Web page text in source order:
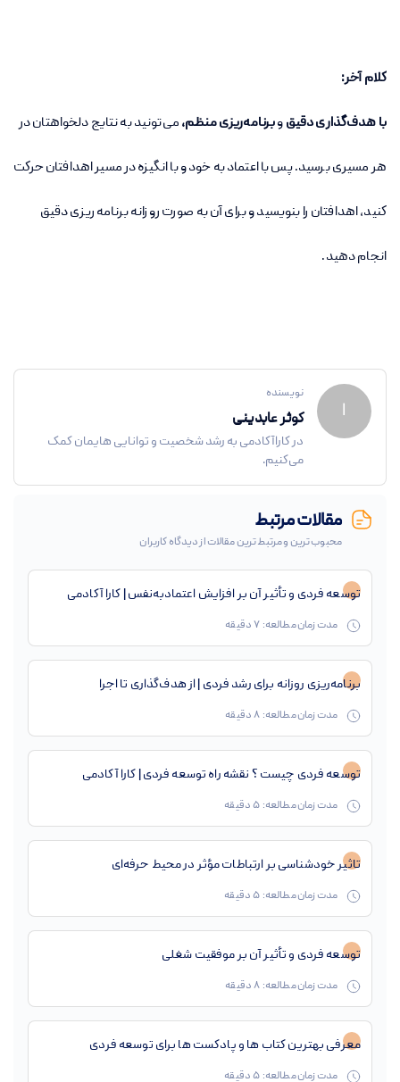
کلام آخر:
با هدف‌گذاری دقیقوبرنامه‌ریزی منظم،می‌تونید به نتایج دلخواهتان در
هر مسیری برسید. پس با اعتماد به خود و با انگیزه در مسیر اهدافتان حرکت
کنید، اهدافتان را بنویسید و برای آن به صورت روزانه برنامه ریزی دقیق
انجام دهید.
ا
نویسنده
کوثر عابدینی
در کاراآکادمی به رشد شخصیت و توانایی هایمان کمک
می‌کنیم.
مقالات مرتبط
محبوب ترین و مرتبط ترین مقالات از دیدگاه کاربران
توسعه فردی و تأثیر آن بر افزایش اعتمادبه‌نفس | کارا آکادمی
مدت زمان مطالعه: 7دقیقه
برنامه‌ریزی روزانه برای رشد فردی | از هدف‌گذاری تا اجرا
مدت زمان مطالعه: 8دقیقه
توسعه فردی چیست ؟ نقشه راه توسعه فردی | کارا آکادمی
مدت زمان مطالعه: 5دقیقه
تاثیر خودشناسی بر ارتباطات مؤثر در محیط حرفه‌ای
مدت زمان مطالعه: 5دقیقه
توسعه فردی و تأثیر آن بر موفقیت شغلی
مدت زمان مطالعه: 8دقیقه
معرفی بهترین کتاب ها و پادکست ها برای توسعه فردی
مدت زمان مطالعه: 5دقیقه